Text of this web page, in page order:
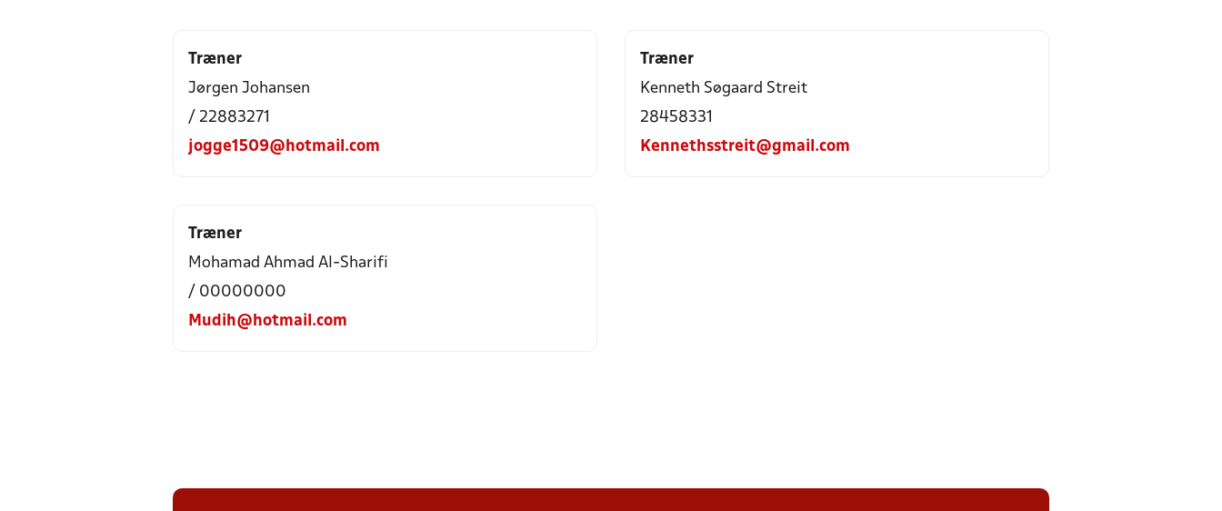
Træner
Jørgen Johansen
/ 22883271
jogge1509@hotmail.com
Træner
Kenneth Søgaard Streit
28458331
Kennethsstreit@gmail.com
Træner
Mohamad Ahmad Al-Sharifi
/ 00000000
Mudih@hotmail.com